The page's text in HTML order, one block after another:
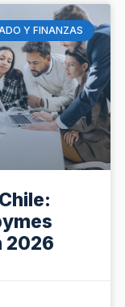
Y FINANZAS
2026